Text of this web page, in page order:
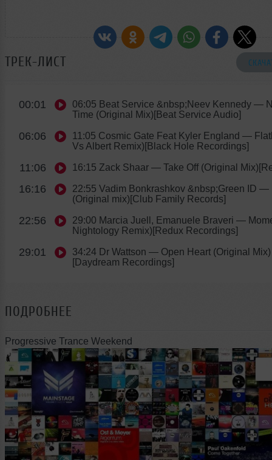
ТРЕК-ЛИСТ
00:01 06:05 Beat Service &nbsp;Neev Kennedy —
Time (Original Mix)[Beat Service Audio]
06:06 11:05 Cosmic Gate Feat Kyler England —
Vs Albert Remix)[Black Hole Recordings]
11:06 16:15 Zack Shaar — Take Off (Original
16:16 22:55 Vadim Bonkrashkov &nbsp;Green ID —
(Original mix)[Club Family Records]
22:56 29:00 Marcia Juell, Emanuele Braveri —
Nightology Remix)[Redux Recordings]
29:01 34:24 Dr Wattson — Open Heart (Original Mix)
[Daydream Recordings]
ПОДРОБНЕЕ
Progressive Trance Weekend